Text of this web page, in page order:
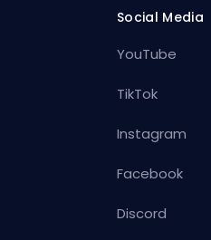
Social Media
YouTube
TikTok
Instagram
Facebook
Discord